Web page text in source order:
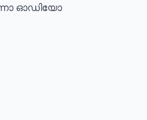
ഓഡിയോ